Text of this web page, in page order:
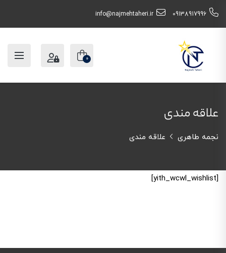
09138917996
info@najmehtaheri.ir
0
علاقه مندی
نجمه طاهری علاقه مندی
[yith_wcwl_wishlist]